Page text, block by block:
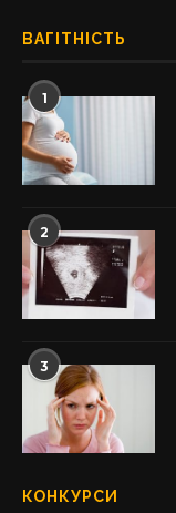
ВАГІТНІСТЬ
1
2
3
КОНКУРСИ